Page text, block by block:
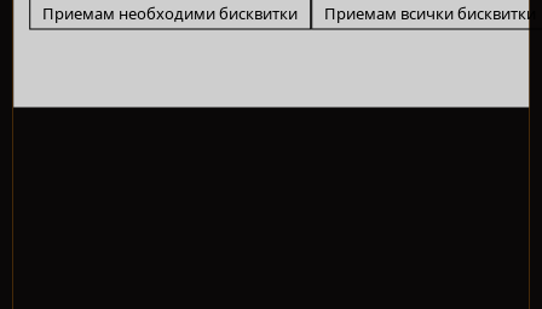
Приемам необходими бисквитки Приемам всички бисквитки